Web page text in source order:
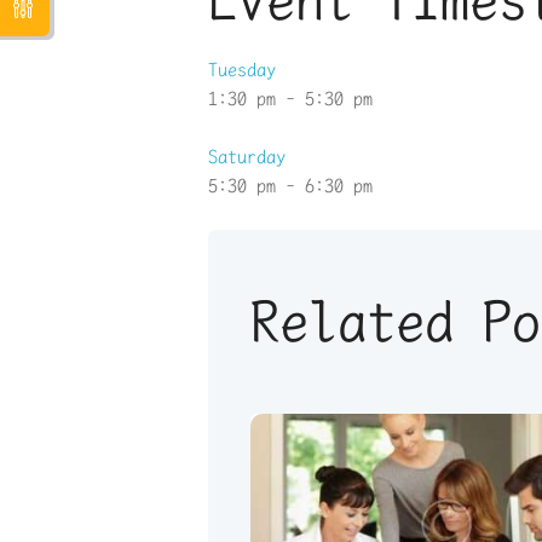
Tuesday
1:30 pm - 5:30 pm
Saturday
5:30 pm - 6:30 pm
Related